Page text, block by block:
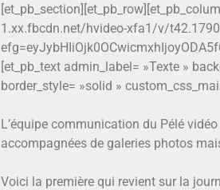
1.xx.fbcdn.net/hvideo-xfa1/v/
[et_pb_text admin_label= »Texte »
border_style= »solid »
L’équipe communication du Pélé
accompagnées de galeries photos
Voici la première qui revient sur la